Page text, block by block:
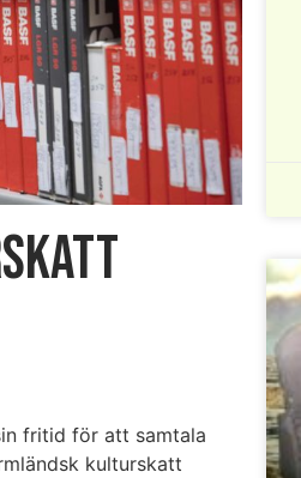
fritid för att samtala
kulturskatt